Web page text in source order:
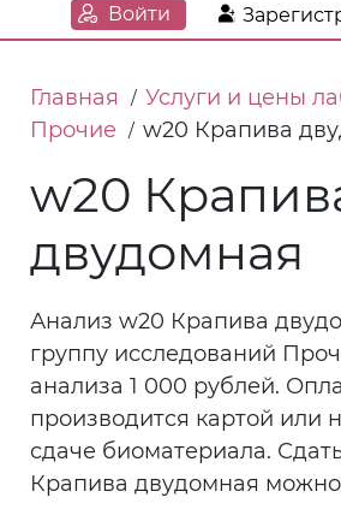
Войти
Главная / Услуги и цены
Прочие / w20 Крапива
w20
двудомная
Анализ w20 Крапива
группу исследований
анализа 1 000 рублей.
производится картой или
сдаче биоматериала.
Крапива двудомная